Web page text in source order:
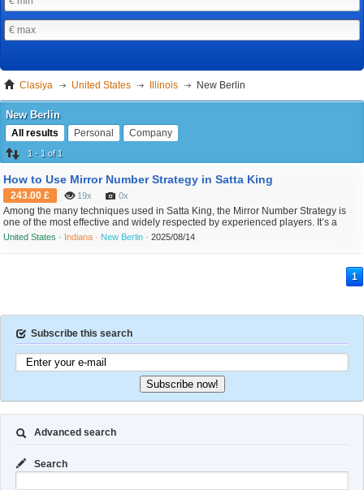
Clasiya United States Illinois New Berlin
New Berlin
All results Personal Company
1 - 1 of 1
How to Use Mirror Number Strategy in Satta King
243.00 £ 19x 0x
Among the many techniques used in Satta King, the Mirror Number Strategy is
one of the most effective and widely respected by experienced players. It’s a
pattern-based method that helps players predict potential winning numbers by
we’ll break down what mirror numb...
United States · Indiana · New Berlin ·2025/08/14
1
Subscribe this search
Subscribe now!
Advanced search
Search